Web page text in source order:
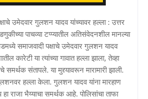
उमेदवार गुलशन यादव यांच्यावर हल्ला : उत्तर
पाचव्या टप्प्यातील अतिसंवेदनशील मानल्या
समाजवादी पक्षाचे उमेदवार गुलशन यादव
कारेटी या त्यांच्या गावात हल्ला झाला, तेव्हा
समर्थक संतापले. या मुद्द्यावरून मारामारी झाली.
हल्ला केला. गुलशन यादव यांना मारहाण
राजा भैय्याचा समर्थक आहे. पोलिसांचा ताफा